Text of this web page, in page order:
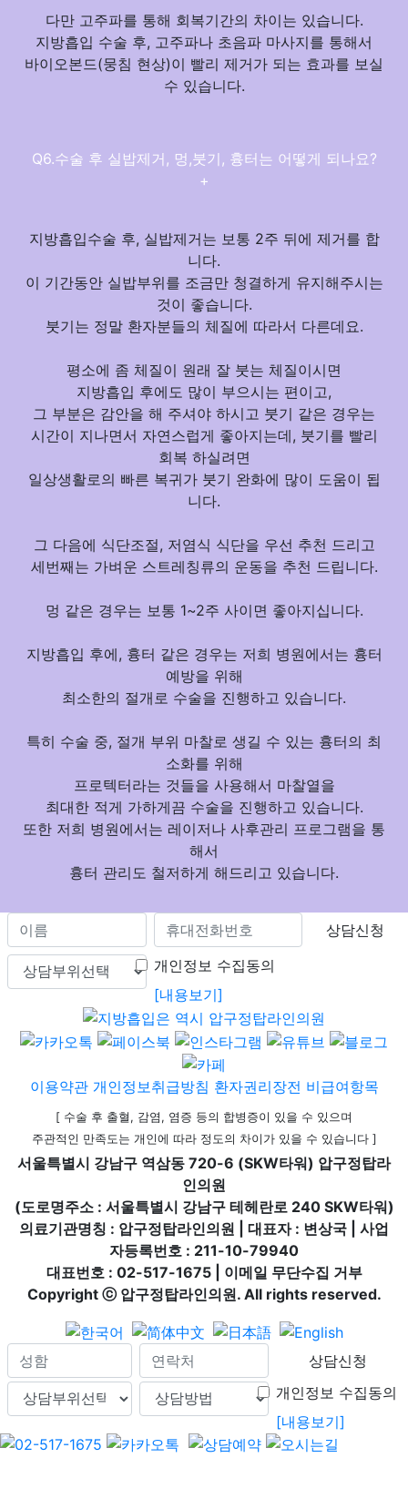
다만 고주파를 통해 회복기간의 차이는 있습니다.
지방흡입 수술 후, 고주파나 초음파 마사지를 통해서
바이오본드(뭉침 현상)이 빨리 제거가 되는 효과를 보실
수 있습니다.
Q6.수술 후 실밥제거, 멍,붓기, 흉터는 어떻게 되나요?
+
지방흡입수술 후, 실밥제거는 보통 2주 뒤에 제거를 합
니다.
이 기간동안 실밥부위를 조금만 청결하게 유지해주시는
것이 좋습니다.
붓기는 정말 환자분들의 체질에 따라서 다른데요.
평소에 좀 체질이 원래 잘 붓는 체질이시면
지방흡입 후에도 많이 부으시는 편이고,
그 부분은 감안을 해 주셔야 하시고 붓기 같은 경우는
시간이 지나면서 자연스럽게 좋아지는데, 붓기를 빨리
회복 하실려면
일상생활로의 빠른 복귀가 붓기 완화에 많이 도움이 됩
니다.
그 다음에 식단조절, 저염식 식단을 우선 추천 드리고
세번째는 가벼운 스트레칭류의 운동을 추천 드립니다.
멍 같은 경우는 보통 1~2주 사이면 좋아지십니다.
지방흡입 후에, 흉터 같은 경우는 저희 병원에서는 흉터
예방을 위해
최소한의 절개로 수술을 진행하고 있습니다.
특히 수술 중, 절개 부위 마찰로 생길 수 있는 흉터의 최
소화를 위해
프로텍터라는 것들을 사용해서 마찰열을
최대한 적게 가하게끔 수술을 진행하고 있습니다.
또한 저희 병원에서는 레이저나 사후관리 프로그램을 통
해서
흉터 관리도 철저하게 해드리고 있습니다.
개인정보 수집동의
[내용보기]
상담신청
이용약관 개인정보취급방침 환자권리장전 비급여항목
[ 수술 후 출혈, 감염, 염증 등의 합병증이 있을 수 있으며
주관적인 만족도는 개인에 따라 정도의 차이가 있을 수 있습니다 ]
서울특별시 강남구 역삼동 720-6 (SKW타워) 압구정탑라
인의원
(도로명주소 : 서울특별시 강남구 테헤란로 240 SKW타워)
의료기관명칭 : 압구정탑라인의원 | 대표자 : 변상국 | 사업
자등록번호 : 211-10-79940
대표번호 : 02-517-1675 | 이메일 무단수집 거부
Copyright ⓒ 압구정탑라인의원. All rights reserved.
상담신청
개인정보 수집동의
[내용보기]